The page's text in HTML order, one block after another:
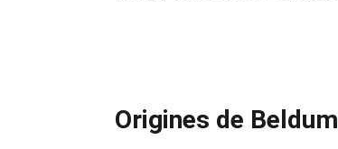
Origines de Beldum